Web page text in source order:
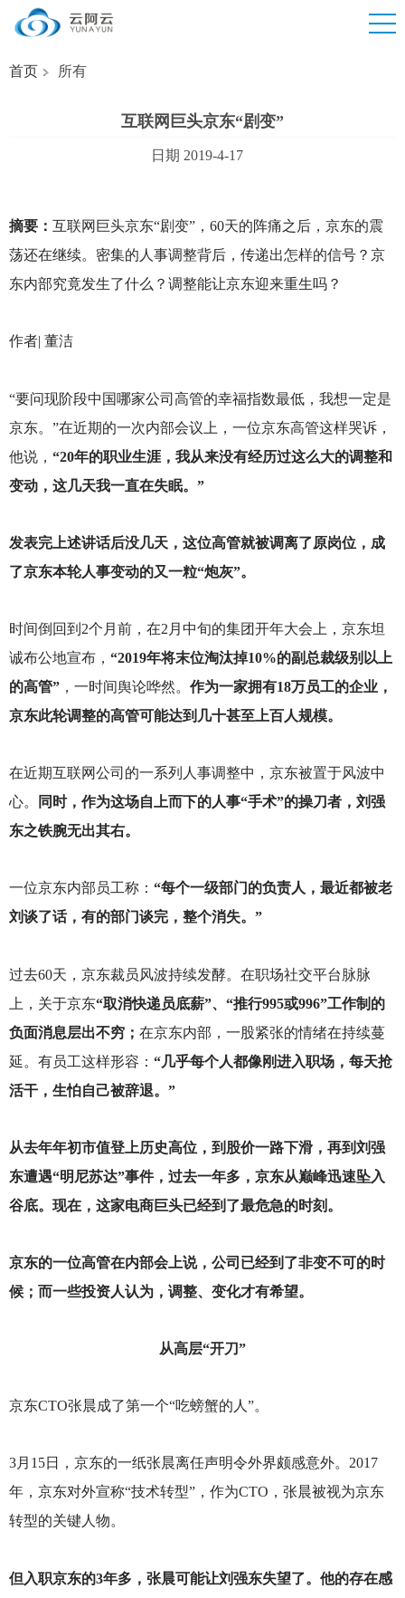
首页 所有
互联网巨头京东“剧变”
日期 2019-4-17
摘要： 互联网巨头京东“剧变”，60天的阵痛之后，京东的震
荡还在继续。密集的人事调整背后，传递出怎样的信号？京
东内部究竟发生了什么？调整能让京东迎来重生吗？
作者| 董洁
“要问现阶段中国哪家公司高管的幸福指数最低，我想一定是
京东。”在近期的一次内部会议上，一位京东高管这样哭诉，
他说， “20年的职业生涯，我从来没有经历过这么大的调整和
变动，这几天我一直在失眠。”
发表完上述讲话后没几天，这位高管就被调离了原岗位，成
了京东本轮人事变动的又一粒“炮灰”。
时间倒回到2个月前，在2月中旬的集团开年大会上，京东坦
诚布公地宣布， “2019年将末位淘汰掉10%的副总裁级别以上
的高管”，一时间舆论哗然。 作为一家拥有18万员工的企业，
京东此轮调整的高管可能达到几十甚至上百人规模。
在近期互联网公司的一系列人事调整中，京东被置于风波中
心。
同时，作为这场自上而下的人事“手术”的操刀者，刘强
东之铁腕无出其右。
一位京东内部员工称： “每个一级部门的负责人，最近都被老
刘谈了话，有的部门谈完，整个消失。”
过去60天，京东裁员风波持续发酵。在职场社交平台脉脉
上，关于京东“取消快递员底薪”、“推行995或996”工作制的
负面消息层出不穷； 在京东内部，一股紧张的情绪在持续蔓
延。有员工这样形容： “几乎每个人都像刚进入职场，每天抢
活干，生怕自己被辞退。”
从去年年初市值登上历史高位，到股价一路下滑，再到刘强
东遭遇“明尼苏达”事件，过去一年多，京东从巅峰迅速坠入
谷底。现在，这家电商巨头已经到了最危急的时刻。
京东的一位高管在内部会上说，公司已经到了非变不可的时
候；而一些投资人认为，调整、变化才有希望。
从高层“开刀”
京东CTO张晨成了第一个“吃螃蟹的人”。
3月15日，京东的一纸张晨离任声明令外界颇感意外。2017
年，京东对外宣称“技术转型”，作为CTO，张晨被视为京东
转型的关键人物。
但入职京东的3年多，张晨可能让刘强东失望了。他的存在感